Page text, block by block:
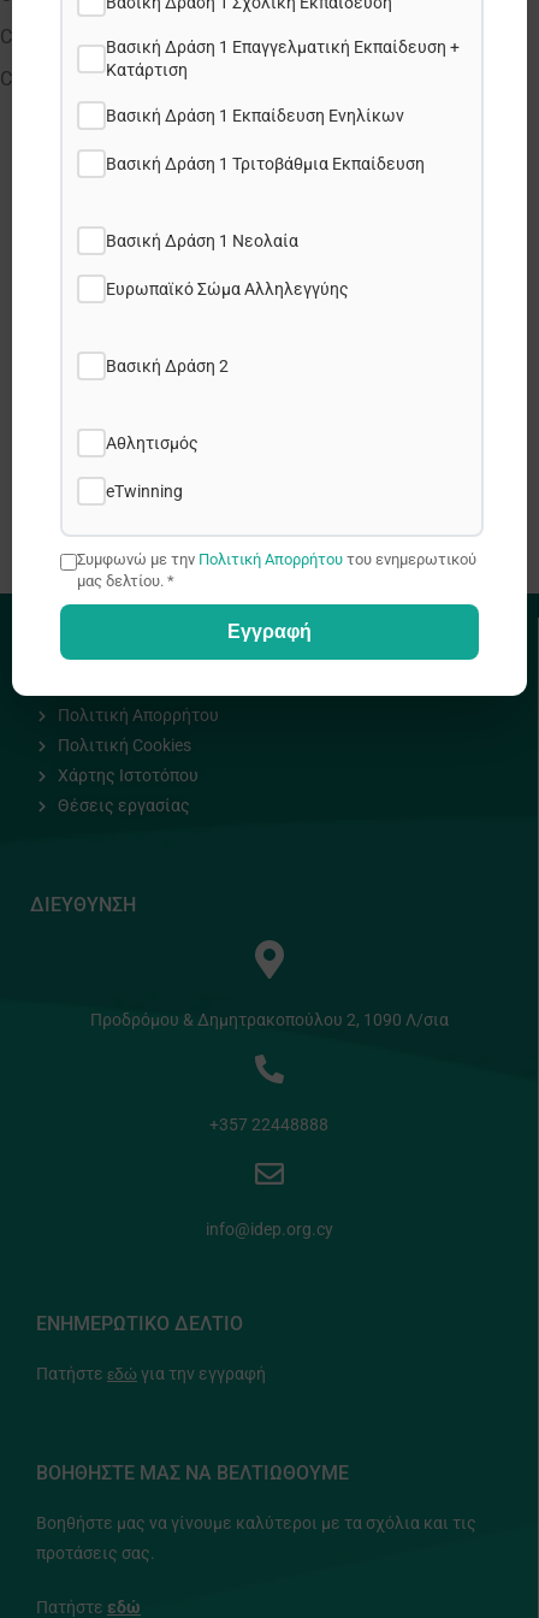
Cooperation partnerships in higher education (KA220-HED)
Cooperation partnerships in youth (KA220-YOU)
Facebook
WhatsApp
ΧΡΗΣΙΜΟΙ ΣΥΝΔΕΣΜΟΙ
Πολιτική Απορρήτου
Πολιτική Cookies
Χάρτης Ιστοτόπου
Θέσεις εργασίας
ΔΙΕΥΘΥΝΣΗ
Προδρόμου & Δημητρακοπούλου 2, 1090 Λ/σια
+357 22448888
info@idep.org.cy
ΕΝΗΜΕΡΩΤΙΚΟ ΔΕΛΤΙΟ
Πατήστε εδώ για την εγγραφή
ΒΟΗΘΗΣΤΕ ΜΑΣ ΝΑ ΒΕΛΤΙΩΘΟΥΜΕ
Βοηθήστε μας να γίνουμε καλύτεροι με τα σχόλια και τις
προτάσεις σας.
Πατήστε εδώ
Βασική Δράση 1 Επαγγελματική Εκπαίδευση +
Κατάρτιση
Βασική Δράση 1 Εκπαίδευση Ενηλίκων
Βασική Δράση 1 Τριτοβάθμια Εκπαίδευση
Βασική Δράση 1 Νεολαία
Ευρωπαϊκό Σώμα Αλληλεγγύης
Βασική Δράση 2
Αθλητισμός
eTwinning
Συμφωνώ με την Πολιτική Απορρήτου του ενημερωτικού
μας δελτίου. *
Εγγραφή